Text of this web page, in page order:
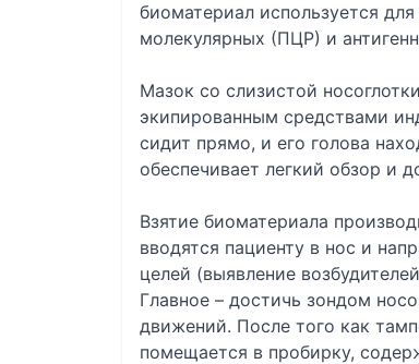
биоматериал используется
молекулярных (ПЦР) и
Мазок со слизистой
экипированным средствами
сидит прямо, и его голова
обеспечивает легкий обзор и
Взятие биоматериала
вводятся пациенту в нос и
целей (выявление
Главное – достичь зондом
движений. После того как
помещается в пробирку,